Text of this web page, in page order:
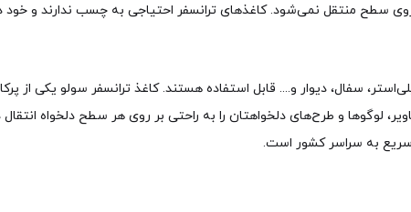
سطح منتقل نمی‌شود. کاغذهای ترانسفر احتیاجی به چسب ندارند و
سفال، دیوار و.... قابل استفاده هستند. کاغذ ترانسفر سولو یکی از
لوگوها و طرح‌های دلخواهتان را به راحتی بر روی هر سطح دلخواه انتقال
سریع به سراسر کشور است.